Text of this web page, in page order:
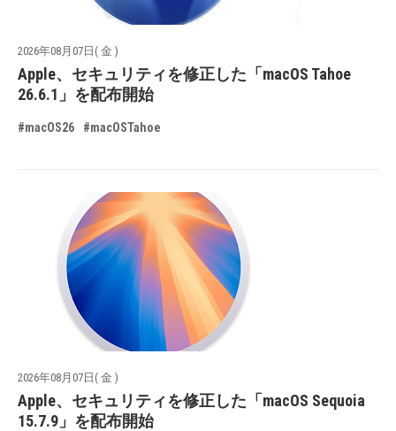
2026年08月07日( 金 )
Apple、セキュリティを修正した「macOS Tahoe
26.6.1」を配布開始
#macOS26 #macOSTahoe
2026年08月07日( 金 )
Apple、セキュリティを修正した「macOS Sequoia
15.7.9」を配布開始